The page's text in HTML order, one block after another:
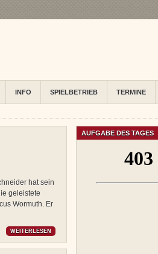
INFO SPIELBETRIEB TERMINE
hat sein
geleistete
Wormuth. Er
WEITERLESEN
AUFGABE DES TAGES